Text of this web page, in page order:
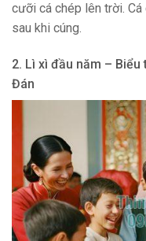
cưỡi cá chép lên trời.
sau khi cúng.
2. Lì xì đầu năm –
Đán